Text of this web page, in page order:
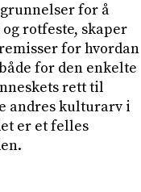
for å
rotfeste, skaper
for hvordan
for den enkelte
rett til
andres kulturarv i
er et felles